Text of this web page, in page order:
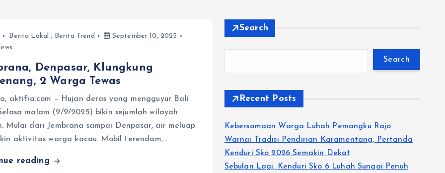
Berita Lokal , Berita Trend
September 10, 2025
Denpasar, Klungkung
2 Warga Tewas
aktifia.com – Hujan deras yang mengguyur Bali
malam (9/9/2025) bikin sejumlah wilayah
Mulai dari Jembrana sampai Denpasar, air meluap
aktivitas warga kacau. Mobil terendam,…
reading
Search
Search
Recent Posts
Kebersamaan Warga Luhah Pemangku Rajo
Warnai Tradisi Pendirian Karamentang, Pertanda
Kenduri Sko 2026 Semakin Dekat
Sebulan Lagi, Kenduri Sko 6 Luhah Sungai Penuh